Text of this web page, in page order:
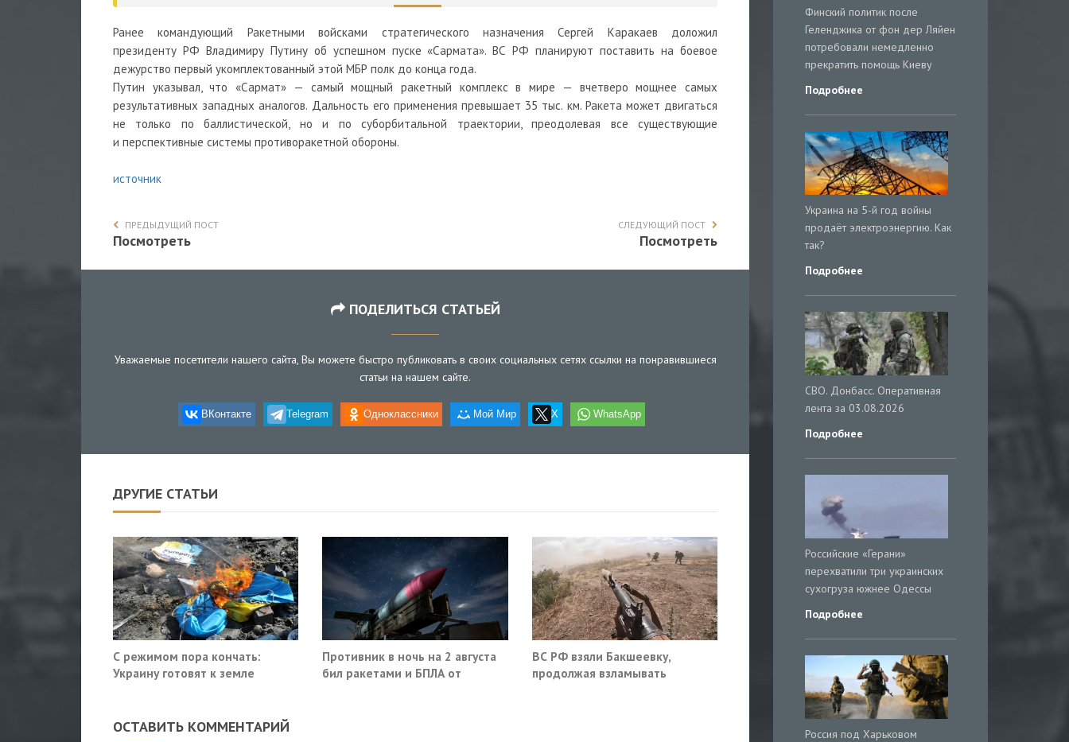
Ранее командующий Ракетными войсками стратегического назначения Сергей Каракаев доложил
президенту РФ Владимиру Путину об успешном пуске «Сармата». ВС РФ планируют поставить на боевое
дежурство первый укомплектованный этой МБР полк до конца года.
Путин указывал, что «Сармат» — самый мощный ракетный комплекс в мире — вчетверо мощнее самых
результативных западных аналогов. Дальность его применения превышает 35 тыс. км. Ракета может двигаться
не только по баллистической, но и по суборбитальной траектории, преодолевая все существующие
и перспективные системы противоракетной обороны.
источник
ПРЕДЫДУЩИЙ ПОСТ
Посмотреть
СЛЕДУЮЩИЙ ПОСТ
Посмотреть
ПОДЕЛИТЬСЯ СТАТЬЕЙ
Уважаемые посетители нашего сайта, Вы можете быстро публиковать в своих социальных сетях ссылки на понравившиеся
статьи на нашем сайте.
ВКонтакте Telegram Одноклассники Мой Мир X WhatsApp
ДРУГИЕ СТАТЬИ
С режимом пора кончать:
Украину готовят к земле
Противник в ночь на 2 августа
бил ракетами и БПЛА от
ВС РФ взяли Бакшеевку,
продолжая взламывать
ОСТАВИТЬ КОММЕНТАРИЙ
Финский политик после
Геленджика от фон дер Ляйен
потребовали немедленно
прекратить помощь Киеву
Подробнее
Украина на 5-й год войны
продаёт электроэнергию. Как
так?
Подробнее
СВО. Донбасс. Оперативная
лента за 03.08.2026
Подробнее
Российские «Герани»
перехватили три украинских
сухогруза южнее Одессы
Подробнее
Россия под Харьковом